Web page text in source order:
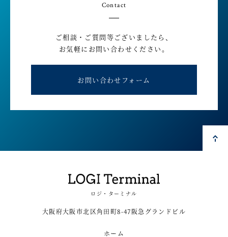
Contact
ご相談・ご質問等ございましたら、
お気軽にお問い合わせください。
お問い合わせフォーム
ロジ・ターミナル
大阪府大阪市北区角田町8-47阪急グランドビル
ホーム